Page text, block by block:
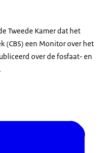
Tweede Kamer dat het
(CBS) een Monitor over het
over de fosfaat- en